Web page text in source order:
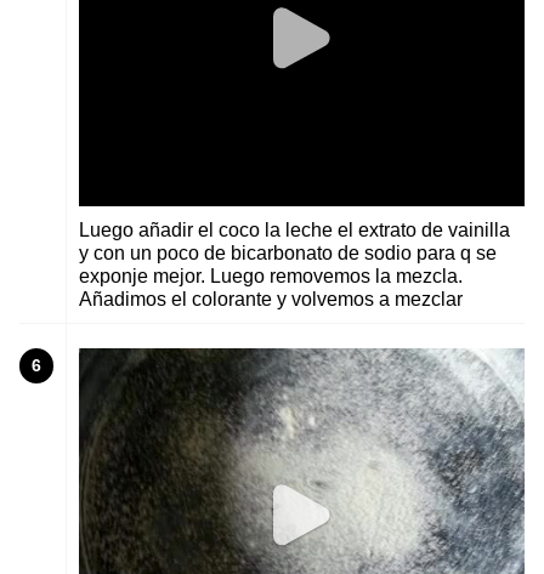
Luego añadir el coco la leche el extrato de vainilla
y con un poco de bicarbonato de sodio para q se
exponje mejor. Luego removemos la mezcla.
Añadimos el colorante y volvemos a mezclar
6